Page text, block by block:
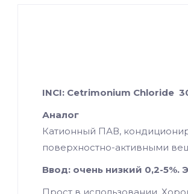
INCI: Cetrimonium Chloride
Аналог
Катионный ПАВ,
поверхностно-активными
Ввод: очень низкий 0,2-5%.